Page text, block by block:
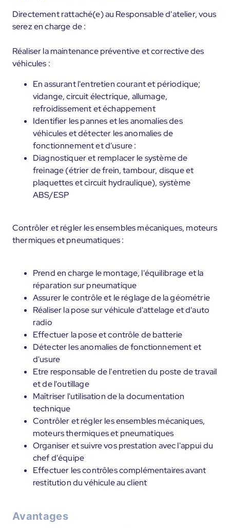
Directement rattaché(e) au Responsable d'atelier, vous
serez en charge de :
Réaliser la maintenance préventive et corrective des
véhicules :
En assurant l'entretien courant et périodique;
vidange, circuit électrique, allumage,
refroidissement et échappement
Identifier les pannes et les anomalies des
véhicules et détecter les anomalies de
fonctionnement et d'usure :
Diagnostiquer et remplacer le système de
freinage (étrier de frein, tambour, disque et
plaquettes et circuit hydraulique), système
ABS/ESP
Contrôler et régler les ensembles mécaniques, moteurs
thermiques et pneumatiques :
Prend en charge le montage, l'équilibrage et la
réparation sur pneumatique
Assurer le contrôle et le réglage de la géométrie
Réaliser la pose sur véhicule d'attelage et d'auto
radio
Effectuer la pose et contrôle de batterie
Détecter les anomalies de fonctionnement et
d'usure
Etre responsable de l'entretien du poste de travail
et de l'outillage
Maîtriser l'utilisation de la documentation
technique
Contrôler et régler les ensembles mécaniques,
moteurs thermiques et pneumatiques
Organiser et suivre vos prestation avec l'appui du
chef d'équipe
Effectuer les contrôles complémentaires avant
restitution du véhicule au client
Avantages